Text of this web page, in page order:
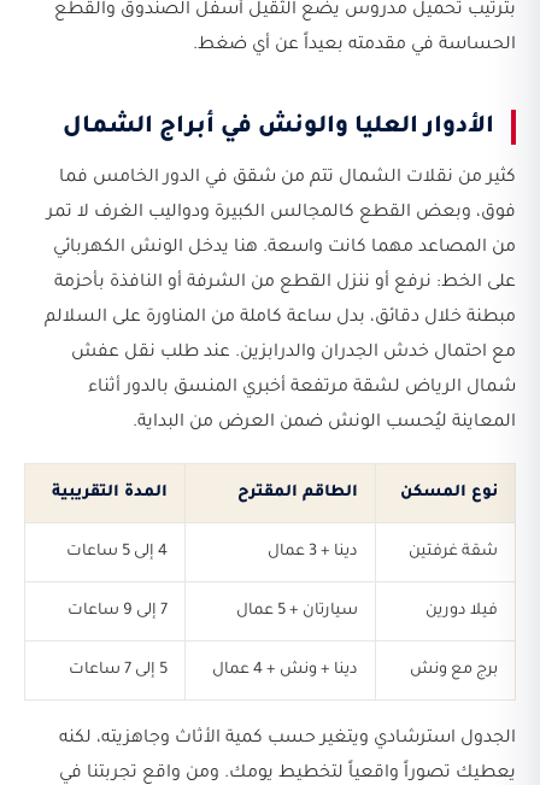
بترتيب تحميل مدروس يضع الثقيل أسفل الصندوق والقطع
الحساسة في مقدمته بعيداً عن أي ضغط.
الأدوار العليا والونش في أبراج الشمال
كثير من نقلات الشمال تتم من شقق في الدور الخامس فما
فوق، وبعض القطع كالمجالس الكبيرة ودواليب الغرف لا تمر
من المصاعد مهما كانت واسعة. هنا يدخل الونش الكهربائي
على الخط: نرفع أو ننزل القطع من الشرفة أو النافذة بأحزمة
مبطنة خلال دقائق، بدل ساعة كاملة من المناورة على السلالم
مع احتمال خدش الجدران والدرابزين. عند طلب نقل عفش
شمال الرياض لشقة مرتفعة أخبري المنسق بالدور أثناء
المعاينة ليُحسب الونش ضمن العرض من البداية.
نوع المسكن الطاقم المقترح المدة التقريبية
شقة غرفتين دينا + 3 عمال 4 إلى 5 ساعات
فيلا دورين سيارتان + 5 عمال 7 إلى 9 ساعات
برج مع ونش دينا + ونش + 4 عمال 5 إلى 7 ساعات
الجدول استرشادي ويتغير حسب كمية الأثاث وجاهزيته، لكنه
يعطيك تصوراً واقعياً لتخطيط يومك. ومن واقع تجربتنا في